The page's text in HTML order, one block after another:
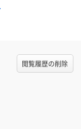
閲覧履歴の削除